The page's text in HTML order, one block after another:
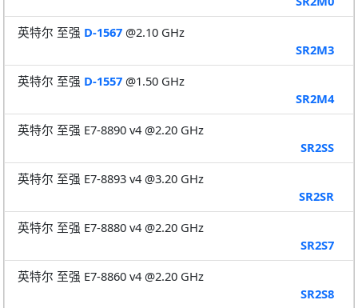
英特尔 至强 D-1567 @2.10 GHz
SR2M3
英特尔 至强 D-1557 @1.50 GHz
SR2M4
英特尔 至强 E7-8890 v4 @2.20 GHz
SR2SS
英特尔 至强 E7-8893 v4 @3.20 GHz
SR2SR
英特尔 至强 E7-8880 v4 @2.20 GHz
SR2S7
英特尔 至强 E7-8860 v4 @2.20 GHz
SR2S8